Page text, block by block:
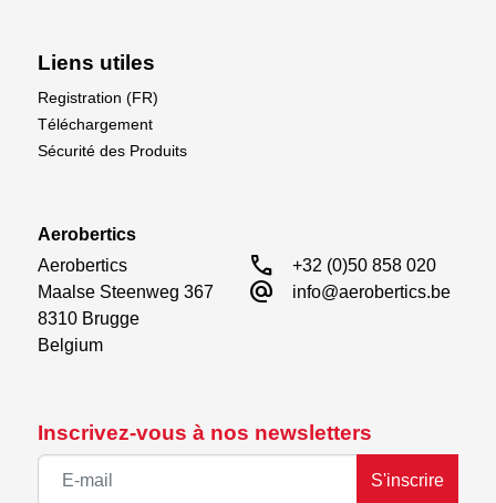
Inscrivez-vous à nos newsletters
S'inscrire
Liens utiles
Registration (FR)
Téléchargement
Sécurité des Produits
Aerobertics
Aerobertics
Maalse Steenweg 367
8310 Brugge
Belgium
call +32 (0)50 858 020
alternate_email info@aerobertics.be